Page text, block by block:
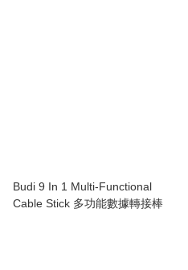
Budi 9 In 1 Multi-Functional
Cable Stick 多功能數據轉接棒